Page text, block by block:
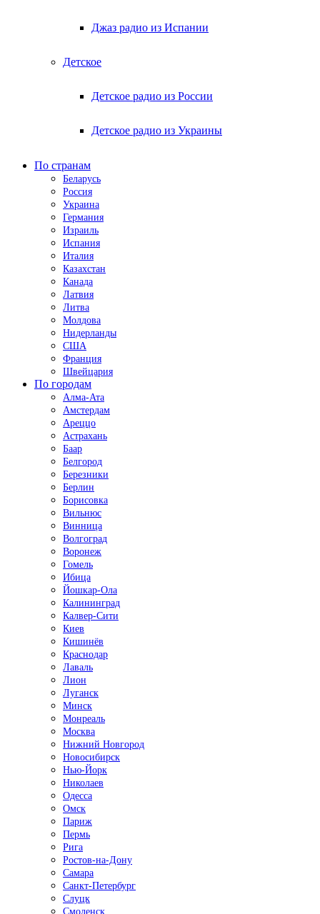
Джаз радио из Испании
Детское
Детское радио из России
Детское радио из Украины
По странам
Беларусь
Россия
Украина
Германия
Израиль
Испания
Италия
Казахстан
Канада
Латвия
Литва
Молдова
Нидерланды
США
Франция
Швейцария
По городам
Алма-Ата
Амстердам
Ареццо
Астрахань
Баар
Белгород
Березники
Берлин
Борисовка
Вильнюс
Винница
Волгоград
Воронеж
Гомель
Ибица
Йошкар-Ола
Калининград
Калвер-Сити
Киев
Кишинёв
Краснодар
Лаваль
Лион
Луганск
Минск
Монреаль
Москва
Нижний Новгород
Новосибирск
Нью-Йорк
Николаев
Одесса
Омск
Париж
Пермь
Рига
Ростов-на-Дону
Самара
Санкт-Петербург
Слуцк
Смоленск